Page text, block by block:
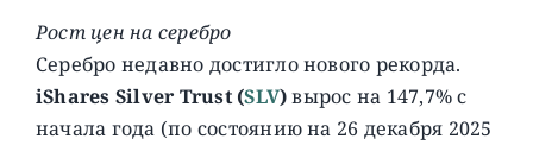
Рост цен на серебро
Серебро недавно достигло нового рекорда.
iShares Silver Trust (SLV)вырос на 147,7% с
начала года (по состоянию на 26 декабря 2025